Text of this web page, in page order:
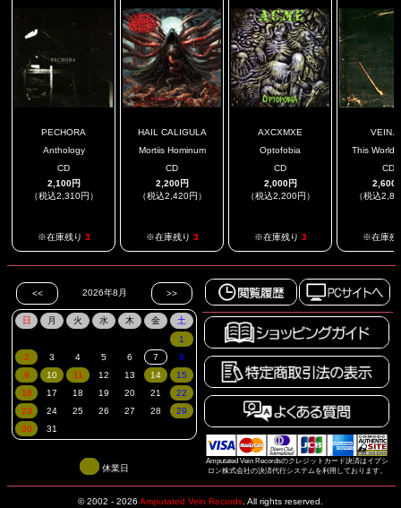
PECHORA
Anthology
CD
2,100円
（税込2,310円）
※在庫残り 3
HAIL CALIGULA
Mortiis Hominum
CD
2,200円
（税込2,420円）
※在庫残り 3
AXCXMXE
Optofobia
CD
2,000円
（税込2,200円）
※在庫残り 3
This World
CD
2,600
（税込
※在庫残
Amputated Vein Recordsのクレジットカード決済はイプシ
ロン株式会社の決済代行システムを利用しております。
休業日
© 2002 - 2026 Amputated Vein Records All rights reserved.